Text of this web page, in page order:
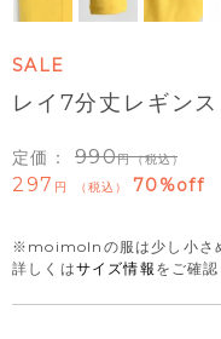
SALE
レイ7分丈レギンス
定価： 990 （税込）
297 税込 70%off
※moimolnの服は少し小さ
詳しくはサイズ情報 をご確認